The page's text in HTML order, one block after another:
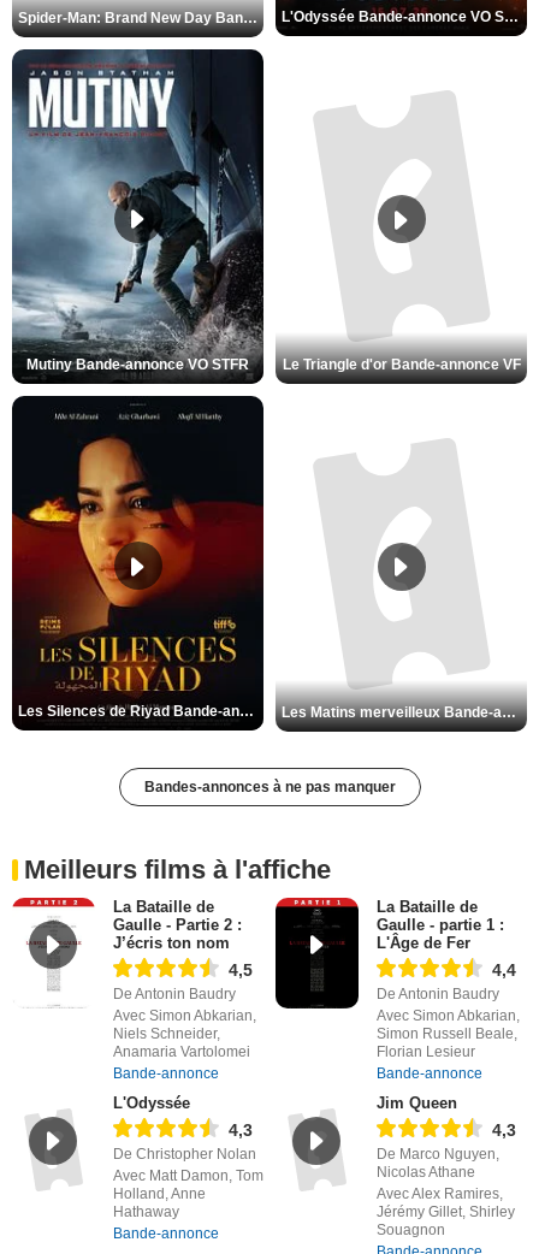
Spider-Man: Brand New Day Bande-annonce VO STFR L'Odyssée Bande-annonce VO STFR
Mutiny Bande-annonce VO STFR Le Triangle d'or Bande-annonce VF
Les Silences de Riyad Bande-annonce VO STFR Les Matins merveilleux Bande-annonce VF
Bandes-annonces à ne pas manquer
Meilleurs films à l'affiche
La Bataille de
Gaulle - Partie 2 :
J’écris ton nom
4,5
De Antonin Baudry
Avec Simon Abkarian,
Niels Schneider,
Anamaria Vartolomei
Bande-annonce
La Bataille de
Gaulle - partie 1 :
L'Âge de Fer
4,4
De Antonin Baudry
Avec Simon Abkarian,
Simon Russell Beale,
Florian Lesieur
Bande-annonce
L'Odyssée
4,3
De Christopher Nolan
Avec Matt Damon, Tom
Holland, Anne
Hathaway
Bande-annonce
Jim Queen
4,3
De Marco Nguyen,
Nicolas Athane
Avec Alex Ramires,
Jérémy Gillet, Shirley
Souagnon